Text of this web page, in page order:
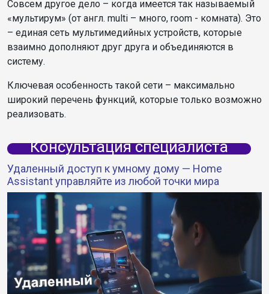
Совсем другое дело – когда имеется так называемый
«мультирум» (от англ. multi – много, room - комната). Это
– единая сеть мультимедийных устройств, которые
взаимно дополняют друг друга и объединяются в
систему.
Ключевая особенность такой сети – максимально
широкий перечень функций, которые только возможно
реализовать.
Консультация специалиста
Удаленный доступ к умному дому — Home
Assistant управляйте из любой точки мира